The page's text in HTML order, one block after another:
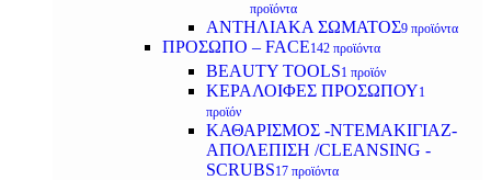
προϊόντα
ΑΝΤΗΛΙΑΚΑ ΣΩΜΑΤΟΣ9 προϊόντα
ΠΡΟΣΩΠΟ – FACE142 προϊόντα
BEAUTY TOOLS1 προϊόν
ΚΕΡΑΛΟΙΦΕΣ ΠΡΟΣΩΠΟΥ1
προϊόν
ΚΑΘΑΡΙΣΜΟΣ -ΝΤΕΜΑΚΙΓΙΑΖ-
ΑΠΟΛΕΠΙΣΗ /CLEANSING -
SCRUBS17 προϊόντα